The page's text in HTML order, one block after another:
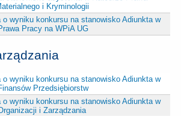
i Kryminologii
o wyniku konkursu na stanowisko Adiunkta w
Pracy na WPiA UG
o wyniku konkursu na stanowisko Adiunkta w
Przedsiębiorstw
o wyniku konkursu na stanowisko Adiunkta w
i Zarządzania